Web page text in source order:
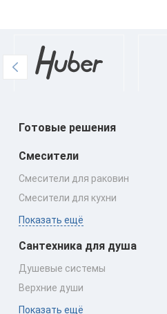
Готовые решения
Смесители
Смесители для раковин
Смесители для кухни
Показать ещё
Сантехника для душа
Душевые системы
Верхние души
Показать ещё